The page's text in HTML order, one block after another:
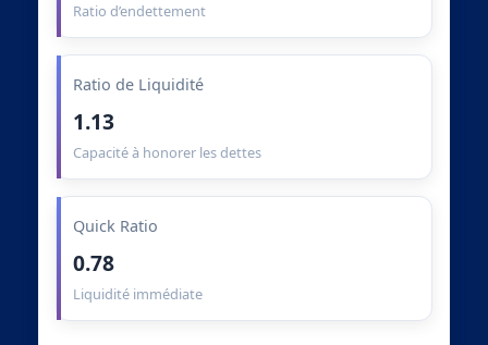
Ratio d’endettement
Ratio de Liquidité
1.13
Capacité à honorer les dettes
Quick Ratio
0.78
Liquidité immédiate